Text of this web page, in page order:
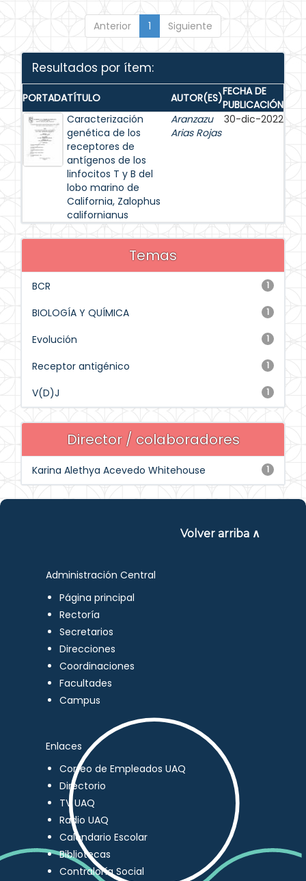
Anterior 1 Siguiente
Resultados por ítem:
PORTADATÍTULO AUTOR(ES)FECHA DE
PUBLICACIÓN
Caracterización
genética de los
receptores de
antígenos de los
linfocitos T y B del
lobo marino de
California, Zalophus
californianus
Aranzazu
Arias Rojas
30-dic-2022
Temas
1
BCR
1
BIOLOGÍA Y QUÍMICA
1
Evolución
1
Receptor antigénico
1
V(D)J
Director / colaboradores
1
Karina Alethya Acevedo Whitehouse
Volver arriba ∧
Administración Central
Página principal
Rectoría
Secretarios
Direcciones
Coordinaciones
Facultades
Campus
Enlaces
Correo de Empleados UAQ
Directorio
TV UAQ
Radio UAQ
Calendario Escolar
Bibliotecas
Contraloría Social